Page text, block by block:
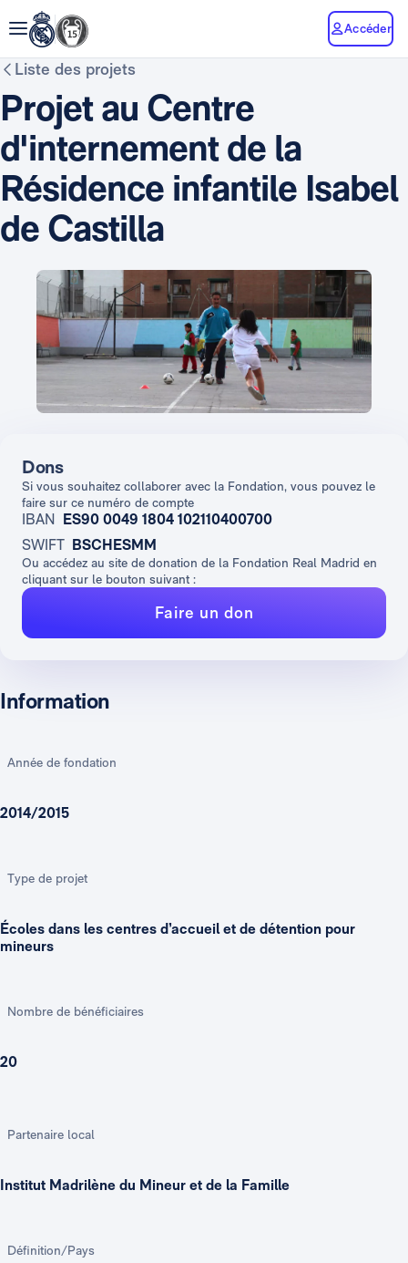
Accéder
Liste des projets
Projet au Centre
d'internement de la
Résidence infantile Isabel
de Castilla
Information
Année de fondation
2014/2015
Type de projet
Écoles dans les centres d’accueil et de détention pour
mineurs
Nombre de bénéficiaires
20
Partenaire local
Institut Madrilène du Mineur et de la Famille
Définition/Pays
Dons
Si vous souhaitez collaborer avec la Fondation, vous pouvez le
faire sur ce numéro de compte
IBAN ES90 0049 1804 102110400700
SWIFT BSCHESMM
Ou accédez au site de donation de la Fondation Real Madrid en
cliquant sur le bouton suivant :
Faire un don